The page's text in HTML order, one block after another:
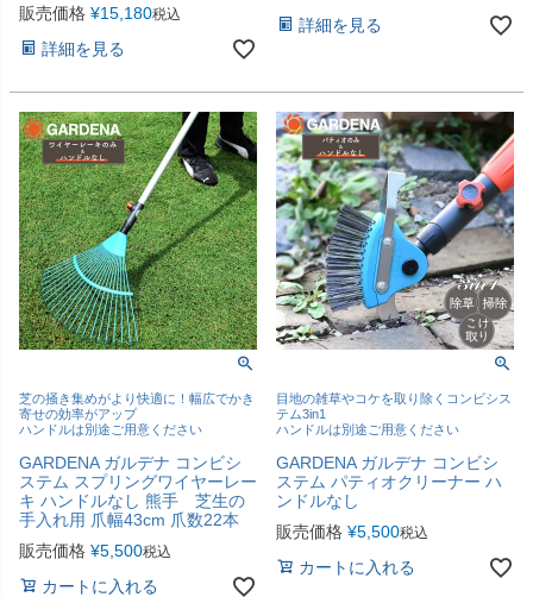
販売価格 ¥15,180税込
詳細を見る
詳細を見る
芝の掻き集めがより快適に！幅広でかき
寄せの効率がアップ
ハンドルは別途ご用意ください
GARDENA ガルデナ コンビシ
ステム スプリングワイヤーレー
キ ハンドルなし 熊手 芝生の
手入れ用 爪幅43cm 爪数22本
販売価格 ¥5,500税込
カートに入れる
目地の雑草やコケを取り除くコンビシス
テム3in1
ハンドルは別途ご用意ください
GARDENA ガルデナ コンビシ
ステム パティオクリーナー ハ
ンドルなし
販売価格 ¥5,500税込
カートに入れる